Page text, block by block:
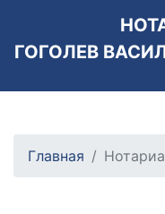
ГОГОЛЕВ
Главная